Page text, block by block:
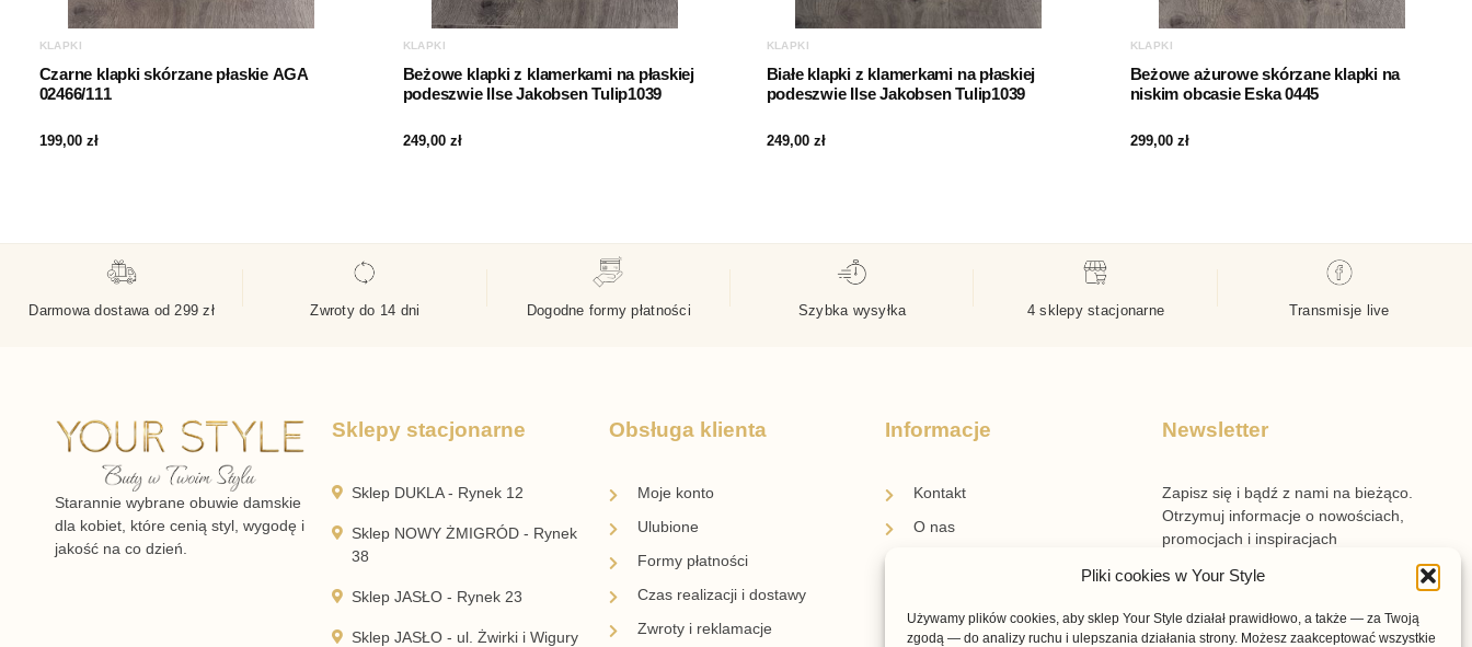
Pliki cookies w Your Style
Używamy plików cookies, aby sklep Your Style działał prawidłowo, a także — za Twoją
zgodą — do analizy ruchu i ulepszania działania strony. Możesz zaakceptować wszystkie
KLAPKI
Czarne klapki skórzane płaskie AGA
02466/111
199,00 zł
KLAPKI
Beżowe klapki z klamerkami na płaskiej
podeszwie Ilse Jakobsen Tulip1039
249,00 zł
KLAPKI
Białe klapki z klamerkami na płaskiej
podeszwie Ilse Jakobsen Tulip1039
249,00 zł
KLAPKI
Beżowe ażurowe skórzane klapki na
niskim obcasie Eska 0445
299,00 zł
Darmowa dostawa od 299 zł Zwroty do 14 dni Dogodne formy płatności Szybka wysyłka 4 sklepy stacjonarne Transmisje live
Starannie wybrane obuwie damskie
dla kobiet, które cenią styl, wygodę i
jakość na co dzień.
Sklepy stacjonarne
Sklep DUKLA - Rynek 12
Sklep NOWY ŻMIGRÓD - Rynek
38
Sklep JASŁO - Rynek 23
Sklep JASŁO - ul. Żwirki i Wigury
Obsługa klienta
Moje konto
Ulubione
Formy płatności
Czas realizacji i dostawy
Zwroty i reklamacje
Informacje
Kontakt
O nas
Regulamin voucherów
Newsletter
Zapisz się i bądź z nami na bieżąco.
Otrzymuj informacje o nowościach,
promocjach i inspiracjach